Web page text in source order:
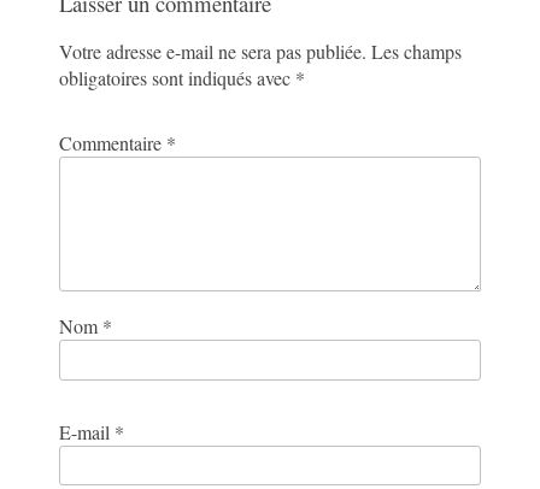
Votre adresse e-mail ne sera pas publiée. Les champs
obligatoires sont indiqués avec *
Commentaire *
Nom *
E-mail *